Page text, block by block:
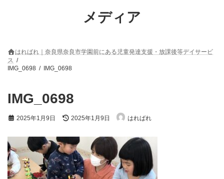
メディア
はればれ｜奈良県奈良市学園前にある児童発達支援・放課後等デイサービ
ス
IMG_0698
IMG_0698
IMG_0698
2025年1月9日
最
新
日
時
:
2025年1月9日 はればれ